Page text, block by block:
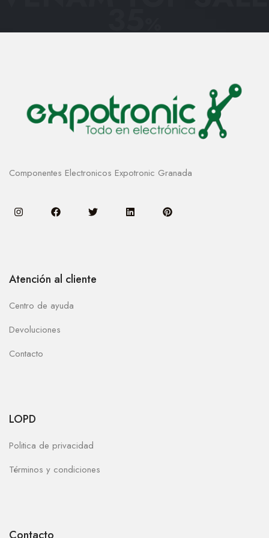
35
Componentes Electronicos Expotronic Granada
Atención al cliente
Centro de ayuda
Devoluciones
Contacto
LOPD
Politica de privacidad
Términos y condiciones
Contacto